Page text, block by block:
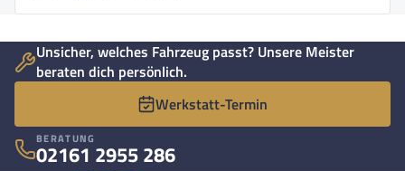
Unsicher, welches Fahrzeug passt? Unsere Meister
beraten dich persönlich.
Werkstatt-Termin
BERATUNG
02161 2955 286